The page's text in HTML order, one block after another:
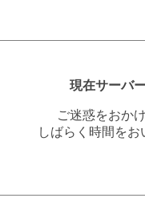
現在サーバ
ご迷惑をおか
しばらく時間を